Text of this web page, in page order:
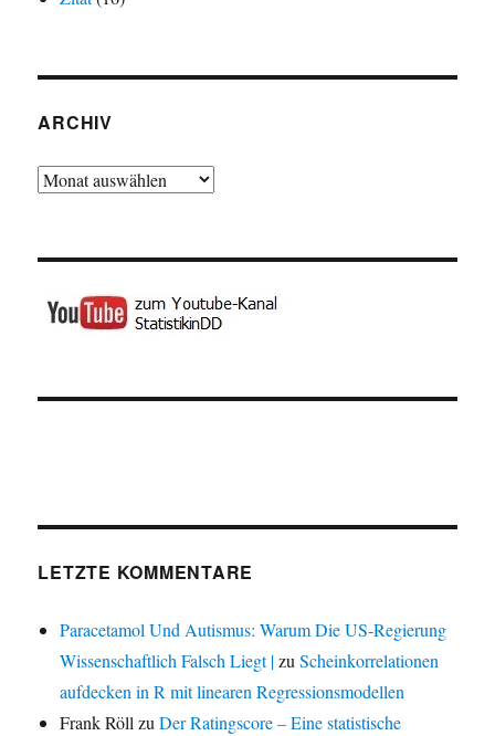
ARCHIV
Archiv
LETZTE KOMMENTARE
Paracetamol Und Autismus: Warum Die US-Regierung
Wissenschaftlich Falsch Liegt |zuScheinkorrelationen
aufdecken in R mit linearen Regressionsmodellen
Frank Röll zuDer Ratingscore – Eine statistische